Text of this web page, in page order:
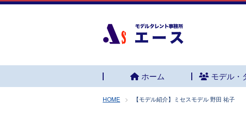
ホーム モデル・
HOME 【モデル紹介】ミセスモデル 野田 祐子